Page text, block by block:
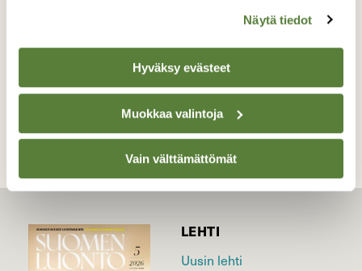
Näytä tiedot
Hyväksy evästeet
Muokkaa valintoja
Vain välttämättömät
Valokuvaaja: Marita Portin, Haapavesi 18.7.2020
LEHTI
Uusin lehti